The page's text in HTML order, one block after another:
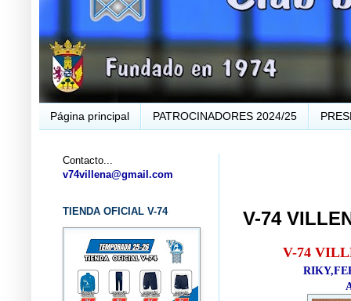
Página principal PATROCINADORES 2024/25
V-74
V-74
Contacto...
v74villena@gmail.com
TIENDA OFICIAL V-74